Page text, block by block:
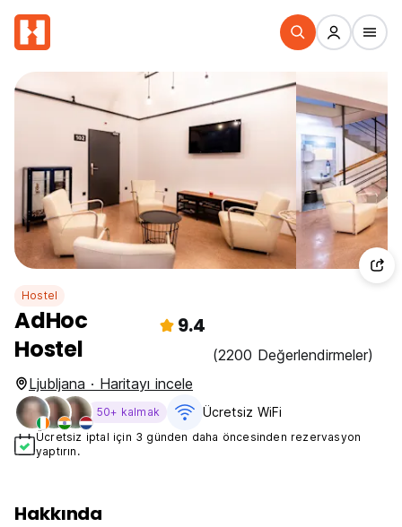
Hostel
AdHoc
Hostel
9.4
(2200 Değerlendirmeler)
Ljubljana · Haritayı incele
50+ kalmak Ücretsiz WiFi
Ücretsiz iptal için 3 günden daha öncesinden rezervasyon
yaptırın.
Hakkında